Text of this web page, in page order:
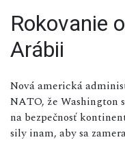
Rokovanie
Arábii
Nová americká
NATO, že Washington
na bezpečnosť
sily inam, aby sa